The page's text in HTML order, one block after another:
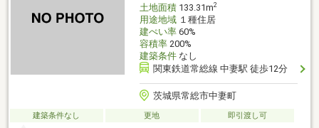
土地面積133.31m2
用途地域１種住居
建ぺい率60%
容積率200%
建築条件なし
関東鉄道常総線 中妻駅 徒歩12分
茨城県常総市中妻町
建築条件なし 更地 即引渡し可